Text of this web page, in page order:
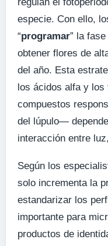
especie. Con ello,
“programar” la
obtener flores de
del año. Esta
los ácidos alfa y
compuestos
del lúpulo—
interacción entre
Según los
solo incrementa la
estandarizar los
importante para
productos de